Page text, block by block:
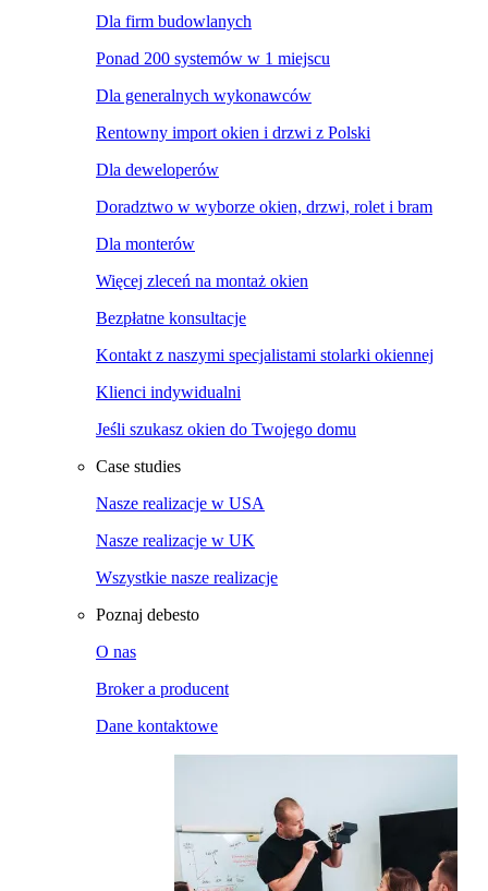
Dla firm budowlanych
Ponad 200 systemów w 1 miejscu
Dla generalnych wykonawców
Rentowny import okien i drzwi z Polski
Dla deweloperów
Doradztwo w wyborze okien, drzwi, rolet i bram
Dla monterów
Więcej zleceń na montaż okien
Bezpłatne konsultacje
Kontakt z naszymi specjalistami stolarki okiennej
Klienci indywidualni
Jeśli szukasz okien do Twojego domu
Case studies
Nasze realizacje w USA
Nasze realizacje w UK
Wszystkie nasze realizacje
Poznaj debesto
O nas
Broker a producent
Dane kontaktowe